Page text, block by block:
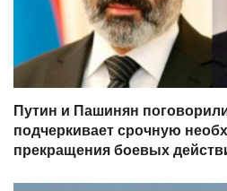
Путин и Пашинян
подчеркивает срочную
прекращения боевых